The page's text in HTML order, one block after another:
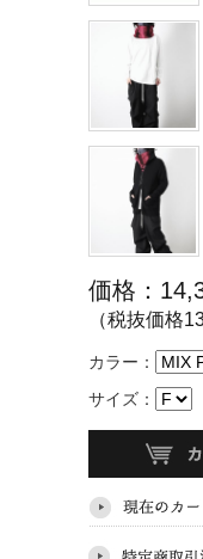
価格：
（税抜価格
カラー：
サイズ：